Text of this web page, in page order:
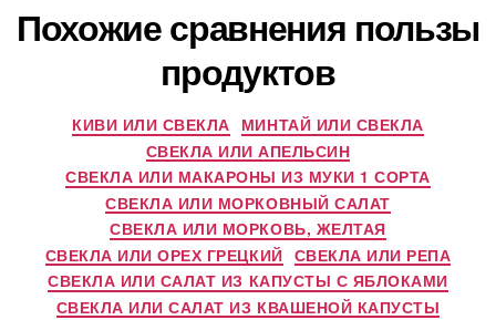
Похожие сравнения пользы
продуктов
КИВИ ИЛИ СВЕКЛА МИНТАЙ ИЛИ СВЕКЛА
СВЕКЛА ИЛИ АПЕЛЬСИН
СВЕКЛА ИЛИ МАКАРОНЫ ИЗ МУКИ 1 СОРТА
СВЕКЛА ИЛИ МОРКОВНЫЙ САЛАТ
СВЕКЛА ИЛИ МОРКОВЬ, ЖЕЛТАЯ
СВЕКЛА ИЛИ ОРЕХ ГРЕЦКИЙ СВЕКЛА ИЛИ РЕПА
СВЕКЛА ИЛИ САЛАТ ИЗ КАПУСТЫ С ЯБЛОКАМИ
СВЕКЛА ИЛИ САЛАТ ИЗ КВАШЕНОЙ КАПУСТЫ